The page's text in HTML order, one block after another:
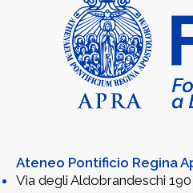
Ateneo Pontificio Regina
Via degli Aldobrandeschi